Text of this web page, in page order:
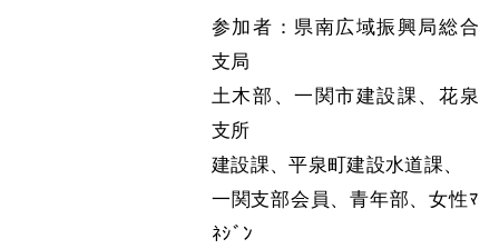
参加者：県南広域振興局総合
支局
土木部、一関市建設課、花泉
支所
建設課、平泉町建設水道課、
一関支部会員、青年部、女性ﾏ
ﾈｼﾞﾝ